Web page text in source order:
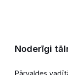
Noderīgi
Pārvaldes